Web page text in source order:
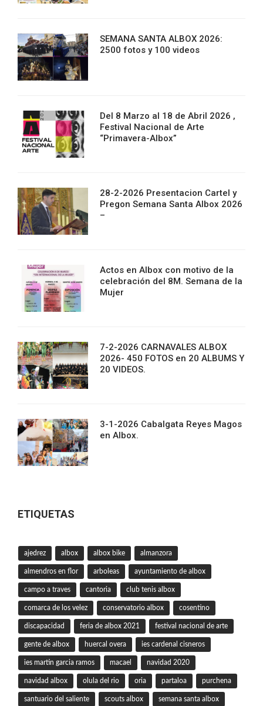
SEMANA SANTA ALBOX 2026:
2500 fotos y 100 videos
Del 8 Marzo al 18 de Abril 2026 ,
Festival Nacional de Arte
“Primavera-Albox”
28-2-2026 Presentacion Cartel y
Pregon Semana Santa Albox 2026
–
Actos en Albox con motivo de la
celebración del 8M. Semana de la
Mujer
7-2-2026 CARNAVALES ALBOX
2026- 450 FOTOS en 20 ALBUMS Y
20 VIDEOS.
3-1-2026 Cabalgata Reyes Magos
en Albox.
ETIQUETAS
ajedrez albox albox bike almanzora
almendros en flor arboleas ayuntamiento de albox
campo a traves cantoria club tenis albox
comarca de los velez conservatorio albox cosentino
discapacidad feria de albox 2021 festival nacional de arte
gente de albox huercal overa ies cardenal cisneros
ies martin garcia ramos macael navidad 2020
navidad albox olula del rio oria partaloa purchena
santuario del saliente scouts albox semana santa albox